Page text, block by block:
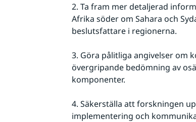
2. Ta fram mer detaljerad
Afrika söder om Sahara och
beslutsfattare i regionerna.
3. Göra pålitliga angivelser om
övergripande bedömning av
komponenter.
4. Säkerställa att forskningen
implementering och